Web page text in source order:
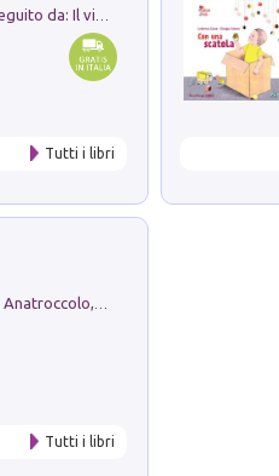
Tutti i libri
Tutti i libri